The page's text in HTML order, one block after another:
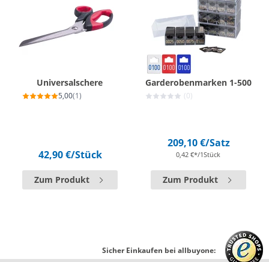
Universalschere
5,00(1)
42,90 €/Stück
Zum Produkt
Garderobenmarken 1-500
(0)
209,10 €/Satz
0,42 €*/1Stück
Zum Produkt
Sicher Einkaufen bei allbuyone: